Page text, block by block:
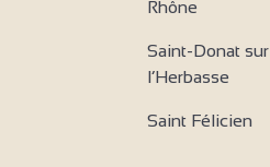
Rhône
Saint-Donat sur
l’Herbasse
Saint Félicien